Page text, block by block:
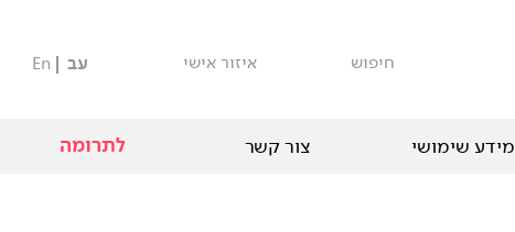
חיפוש איזור אישי עב En
מידע שימושי צור קשר לתרומה